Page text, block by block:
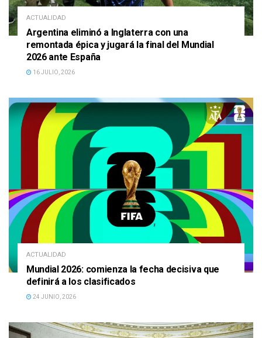
ACTUALIDAD
Argentina eliminó a Inglaterra con una
remontada épica y jugará la final del Mundial
2026 ante España
16 JULIO, 2026
ACTUALIDAD
Mundial 2026: comienza la fecha decisiva que
definirá a los clasificados
24 JUNIO, 2026